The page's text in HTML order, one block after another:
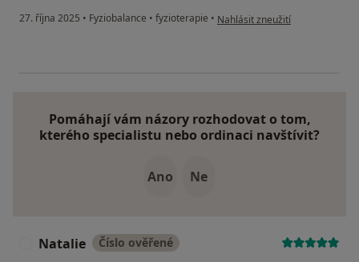
27. října 2025 • Fyziobalance • fyzioterapie • podle názoru uživatele Kateřina
Nahlásit zneužití
Pomáhají vám názory rozhodovat o tom,
kterého specialistu nebo ordinaci navštívit?
Ano Ne
Natalie Číslo ověřené